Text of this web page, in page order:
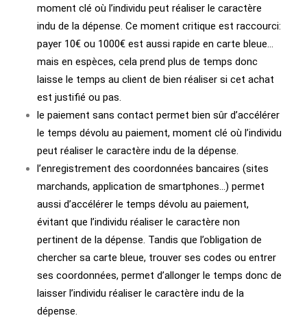
moment clé où l’individu peut réaliser le caractère
indu de la dépense. Ce moment critique est raccourci:
payer 10€ ou 1000€ est aussi rapide en carte bleue…
mais en espèces, cela prend plus de temps donc
laisse le temps au client de bien réaliser si cet achat
est justifié ou pas.
le paiement sans contact permet bien sûr d’accélérer
le temps dévolu au paiement, moment clé où l’individu
peut réaliser le caractère indu de la dépense.
l’enregistrement des coordonnées bancaires (sites
marchands, application de smartphones…) permet
aussi d’accélérer le temps dévolu au paiement,
évitant que l’individu réaliser le caractère non
pertinent de la dépense. Tandis que l’obligation de
chercher sa carte bleue, trouver ses codes ou entrer
ses coordonnées, permet d’allonger le temps donc de
laisser l’individu réaliser le caractère indu de la
dépense.